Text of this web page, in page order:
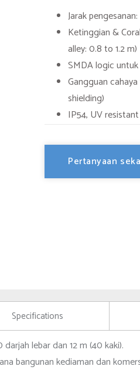
Jarak pengesanan:
Ketinggian &
alley: 0.8 to 1.2 m)
SMDA logic
Gangguan
shielding)
IP54, UV
Pertanyaan
Specifications
lebar dan 12 m (40 kaki).
bangunan kediaman dan